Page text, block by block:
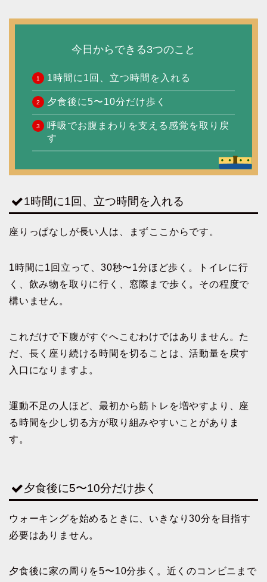
今日からできる3つのこと
1時間に1回、立つ時間を入れる
夕食後に5〜10分だけ歩く
呼吸でお腹まわりを支える感覚を取り戻
す
1時間に1回、立つ時間を入れる
座りっぱなしが長い人は、まずここからです。
1時間に1回立って、30秒〜1分ほど歩く。トイレに行
く、飲み物を取りに行く、窓際まで歩く。その程度で
構いません。
これだけで下腹がすぐへこむわけではありません。た
だ、長く座り続ける時間を切ることは、活動量を戻す
入口になりますよ。
運動不足の人ほど、最初から筋トレを増やすより、座
る時間を少し切る方が取り組みやすいことがありま
す。
夕食後に5〜10分だけ歩く
ウォーキングを始めるときに、いきなり30分を目指す
必要はありません。
夕食後に家の周りを5〜10分歩く。近くのコンビニまで